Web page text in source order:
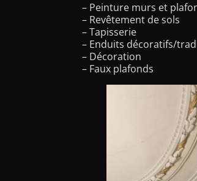
– Peinture murs et
– Revêtement de sols
– Tapisserie
– Enduits décoratifs/
– Décoration
– Faux plafonds